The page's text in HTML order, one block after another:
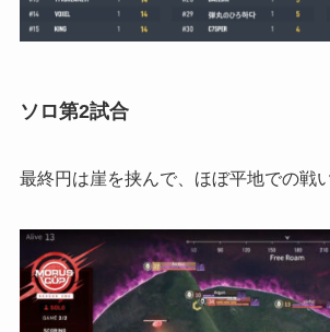
ソロ第2試合
最終円は崖を挟んで、ほぼ平地での戦